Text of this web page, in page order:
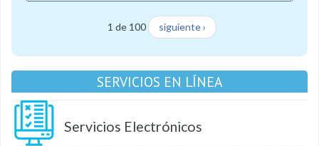
1 de 100 siguiente ›
SERVICIOS EN LÍNEA
Servicios Electrónicos